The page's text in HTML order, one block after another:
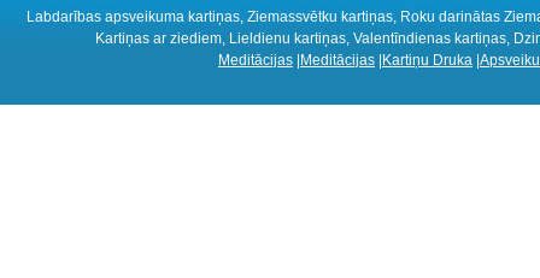
Labdarības apsveikuma kartiņas, Ziemassvētku kartiņas, Roku darinātas
Kartiņas ar ziediem, Lieldienu kartiņas, Valentīndienas kartiņas,
Meditācijas |Meditācijas |Kartiņu Druka |